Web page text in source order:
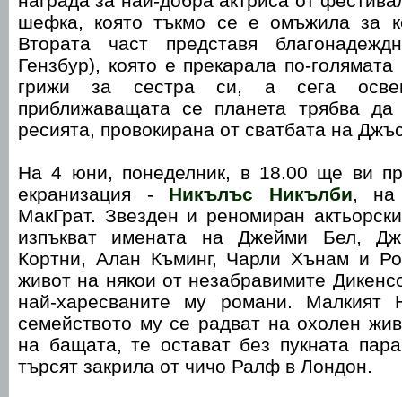
шефка, която тъкмо се е омъжила за
Втората част представя
Гензбур), която е прекарала по-
грижи за сестра си, а сега
приближаващата се планета трябва
ресията, провокирана от сватбата на
На 4 юни, понеделник, в 18.00 ще ви
екранизация - Никълъс Никълби , на
МакГрат. Звезден и реномиран
изпъкват имената на Джейми Бел,
Кортни, Алан Къминг, Чарли Хънам и
живот на някои от незабравимите
най-харесваните му романи. Малкият
семейството му се радват на охолен
на бащата, те остават без пукната
търсят закрила от чичо Ралф в Лондон.